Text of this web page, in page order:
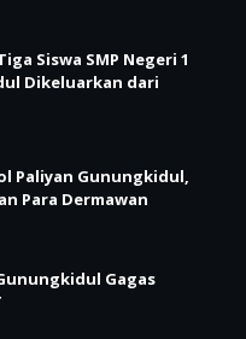
Siswa SMP Negeri 1
Dikeluarkan dari
Paliyan Gunungkidul,
Para Dermawan
Gagas